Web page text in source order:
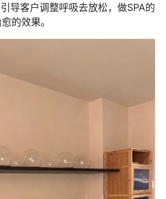
导客户调整呼吸去放松，做SPA的
的效果。